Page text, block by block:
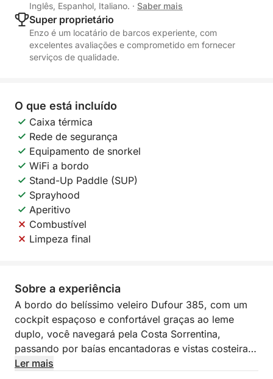
Inglês, Espanhol, Italiano. · Saber mais
Super proprietário
Enzo é um locatário de barcos experiente, com
excelentes avaliações e comprometido em fornecer
serviços de qualidade.
O que está incluído
Caixa térmica
Rede de segurança
Equipamento de snorkel
WiFi a bordo
Stand-Up Paddle (SUP)
Sprayhood
Aperitivo
Combustível
Limpeza final
Sobre a experiência
A bordo do belíssimo veleiro Dufour 385, com um
cockpit espaçoso e confortável graças ao leme
duplo, você navegará pela Costa Sorrentina,
passando por baías encantadoras e vistas costeiras
como Meta, Piano di Sorrento, Sorrento e Marina di
Ler mais